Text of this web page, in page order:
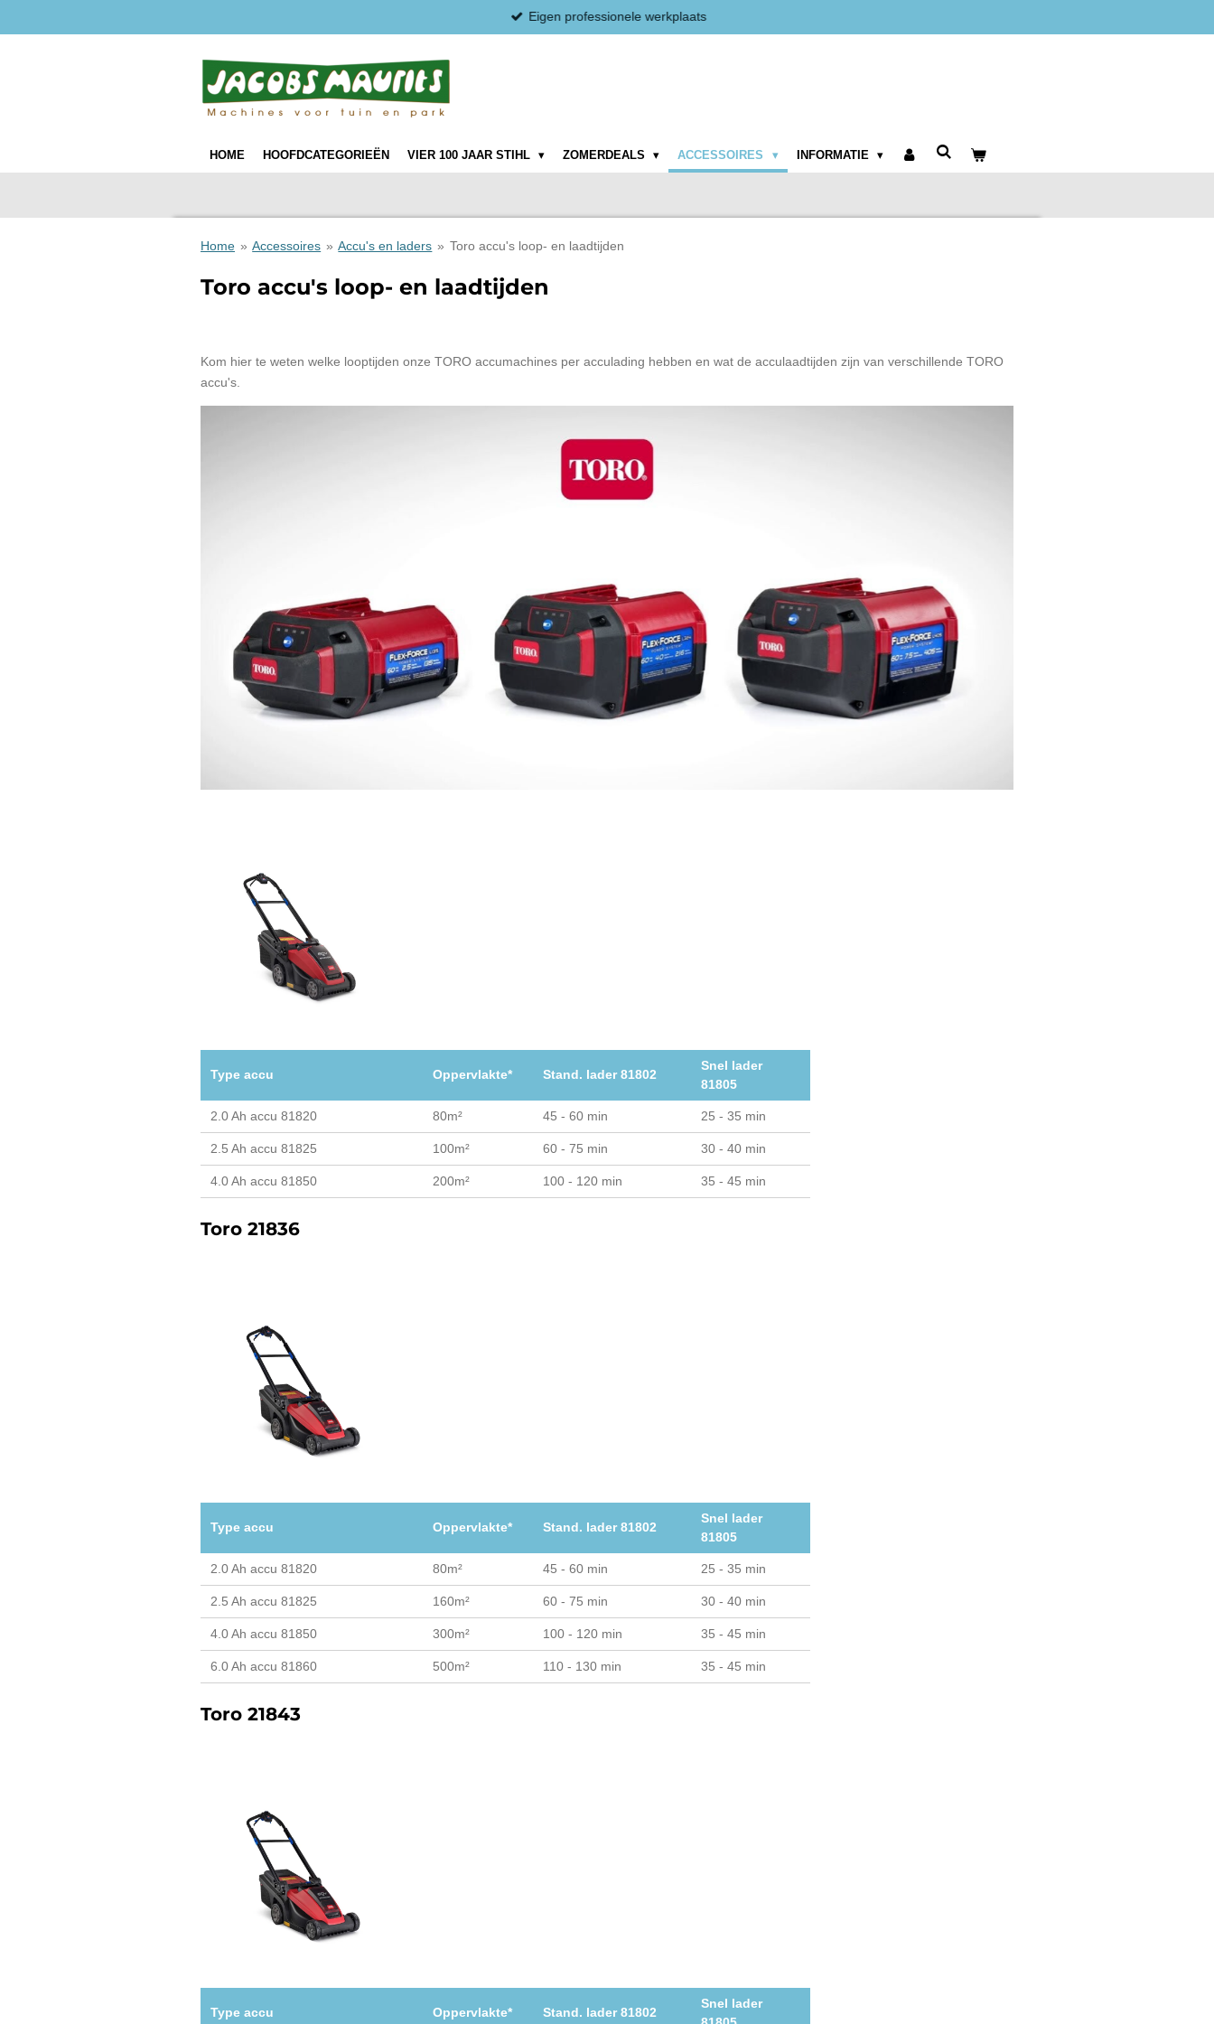
direct
Eigen professionele werkplaats
HOME HOOFDCATEGORIEËN VIER 100 JAAR STIHL ZOMERDEALS ACCESSOIRES INFORMATIE
Home » Accessoires » Accu's en laders » Toro accu's loop- en laadtijden
Toro accu's loop- en laadtijden
Kom hier te weten welke looptijden onze TORO accumachines per acculading hebben en wat de acculaadtijden zijn van verschillende TORO
accu's.
Type accu Oppervlakte* Stand. lader 81802
Snel lader
81805
2.0 Ah accu 81820 80m² 45 - 60 min 25 - 35 min
2.5 Ah accu 81825 100m² 60 - 75 min 30 - 40 min
4.0 Ah accu 81850 200m² 100 - 120 min 35 - 45 min
Toro 21836
Type accu Oppervlakte* Stand. lader 81802
Snel lader
81805
2.0 Ah accu 81820 80m² 45 - 60 min 25 - 35 min
2.5 Ah accu 81825 160m² 60 - 75 min 30 - 40 min
4.0 Ah accu 81850 300m² 100 - 120 min 35 - 45 min
6.0 Ah accu 81860 500m² 110 - 130 min 35 - 45 min
Toro 21843
Type accu Oppervlakte* Stand. lader 81802
Snel lader